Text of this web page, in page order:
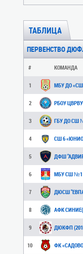
ТАБЛИЦА
ПЕРВЕНСТВО
# КОМАНДА
1
2
3
4 СШ 6
5 ДФШ
6 МБУ СШ №1
7 ДЮСШ
8 АФК
9 ДЮКФП
10 ФК